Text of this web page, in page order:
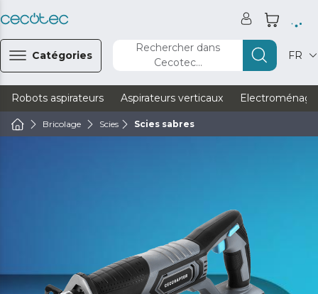
Catégories
Rechercher dans
Cecotec...
FR
Robots aspirateurs Aspirateurs verticaux
Bricolage Scies Scies sabres